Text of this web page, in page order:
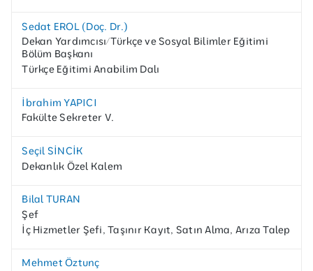
Sedat EROL (Doç. Dr.)
Dekan Yardımcısı/Türkçe ve Sosyal Bilimler Eğitimi
Bölüm Başkanı
Türkçe Eğitimi Anabilim Dalı
İbrahim YAPICI
Fakülte Sekreter V.
Seçil SİNCİK
Dekanlık Özel Kalem
Bilal TURAN
Şef
İç Hizmetler Şefi, Taşınır Kayıt, Satın Alma, Arıza Talep
Mehmet Öztunç